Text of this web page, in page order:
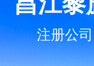
注册公